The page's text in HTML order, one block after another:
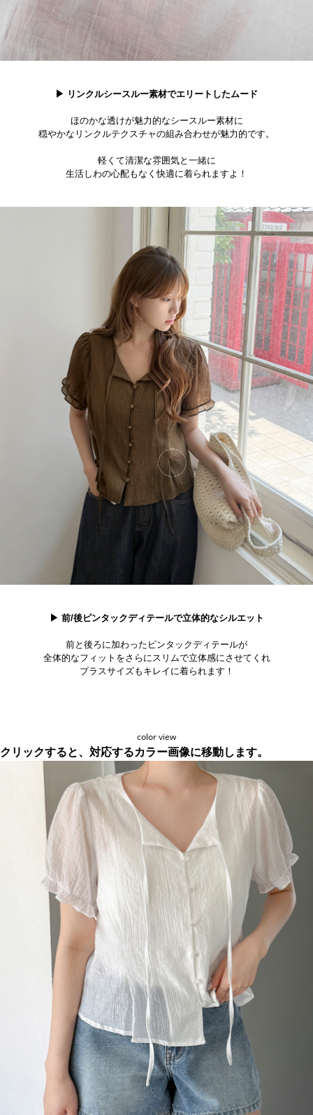
▶ リンクルシースルー素材でエリートしたムード
ほのかな透けが魅力的なシースルー素材に
穏やかなリンクルテクスチャの組み合わせが魅力的です。
軽くて清潔な雰囲気と一緒に
生活しわの心配もなく快適に着られますよ！
▶ 前/後ピンタックディテールで立体的なシルエット
前と後ろに加わったピンタックディテールが
全体的なフィットをさらにスリムで立体感にさせてくれ
プラスサイズもキレイに着られます！
color view
クリックすると、対応するカラー画像に移動します。